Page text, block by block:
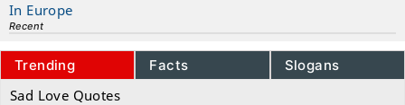
In Europe
Recent
Trending Facts Slogans
Sad Love Quotes